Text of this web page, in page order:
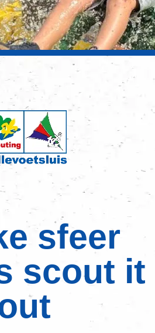
sfeer
scout it